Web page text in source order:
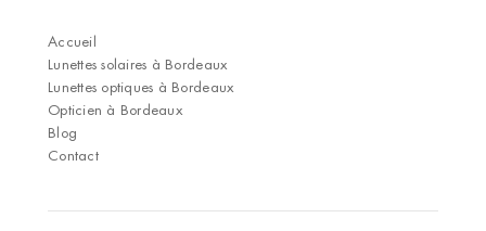
Accueil
Lunettes solaires à Bordeaux
Lunettes optiques à Bordeaux
Opticien à Bordeaux
Blog
Contact